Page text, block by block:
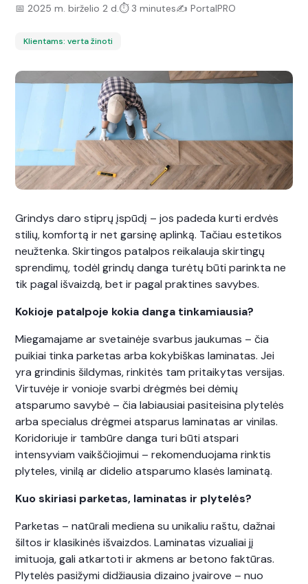
📅2025 m. birželio 2 d.⏱️ 3 minutes✍️PortalPRO
Klientams: verta žinoti
Grindys daro stiprų įspūdį – jos padeda kurti erdvės
stilių, komfortą ir net garsinę aplinką. Tačiau estetikos
neužtenka. Skirtingos patalpos reikalauja skirtingų
sprendimų, todėl grindų danga turėtų būti parinkta ne
tik pagal išvaizdą, bet ir pagal praktines savybes.
Kokioje patalpoje kokia danga tinkamiausia?
Miegamajame ar svetainėje svarbus jaukumas – čia
puikiai tinka parketas arba kokybiškas laminatas. Jei
yra grindinis šildymas, rinkitės tam pritaikytas versijas.
Virtuvėje ir vonioje svarbi drėgmės bei dėmių
atsparumo savybė – čia labiausiai pasiteisina plytelės
arba specialus drėgmei atsparus laminatas ar vinilas.
Koridoriuje ir tambūre danga turi būti atspari
intensyviam vaikščiojimui – rekomenduojama rinktis
plyteles, vinilą ar didelio atsparumo klasės laminatą.
Kuo skiriasi parketas, laminatas ir plytelės?
Parketas – natūrali mediena su unikaliu raštu, dažnai
šiltos ir klasikinės išvaizdos. Laminatas vizualiai jį
imituoja, gali atkartoti ir akmens ar betono faktūras.
Plytelės pasižymi didžiausia dizaino įvairove – nuo